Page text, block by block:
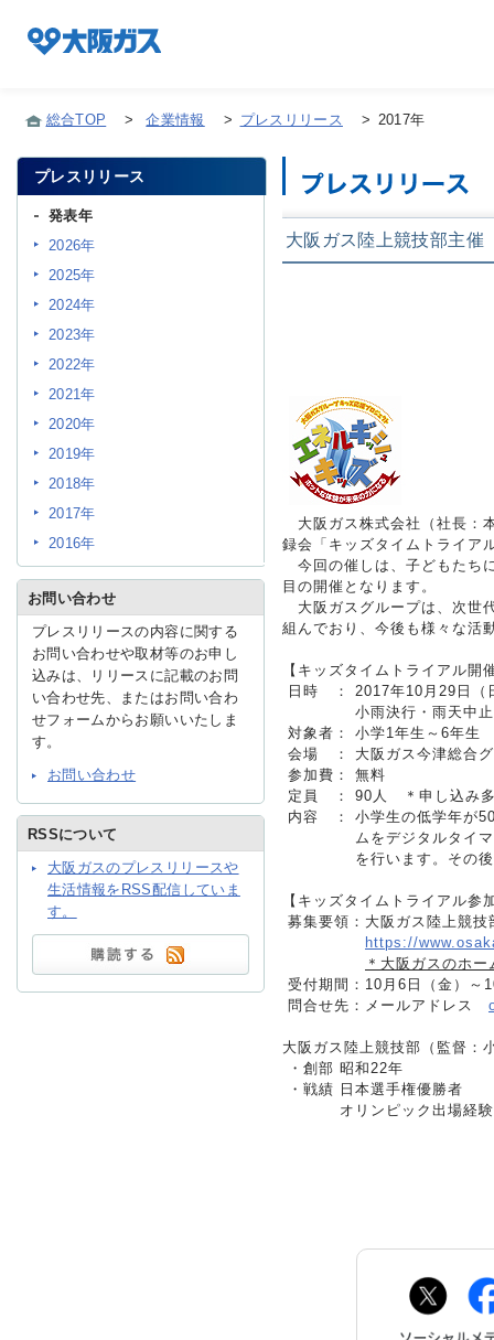
業務
お問
企業情報TOP
企業/グループについて
社会貢献
サステナビリティ
IR情報
採用情報
プレスリリース
総合TOP > 企業情報 > プレスリリース > 2017年
大阪ガス陸上競技部主催
大阪ガス株式会社（社長：
録会「キッズタイムトライア
今回の催しは、子どもたち
目の開催となります。
大阪ガスグループは、次世
組んでおり、今後も様々な活
【キッズタイムトライアル開
日時
：
2017年10月29日（
小雨決行・雨天中止
対象者 ：
小学1年生～6年生
会場
：
大阪ガス今津総合
参加費 ：
無料
定員
：
90人 ＊申し込み
内容
：
小学生の低学年が
ムをデジタルタイ
を行います。その
【キッズタイムトライアル参
募集要領 ： 大阪ガス陸上競
https://
＊大阪ガスのホ
受付期間 ： 10月6日（金）～
問合せ先 ： メールアドレス
大阪ガス陸上競技部（監督
・創部 昭和22年
・戦績 日本選手権優勝者
オリンピック出場経
プレスリリース
発表年
2026年
2025年
2024年
2023年
2022年
2021年
2020年
2019年
2018年
2017年
2016年
お問い合わせ
プレスリリースの内容に関する
お問い合わせや取材等のお申し
込みは、リリースに記載のお問
い合わせ先、またはお問い合わ
せフォームからお願いいたしま
す。
お問い合わせ
RSSについて
大阪ガスのプレスリリースや
生活情報をRSS配信していま
す。